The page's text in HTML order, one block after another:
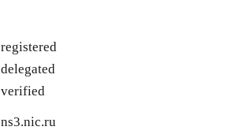
registered
delegated
verified
ns3.nic.ru